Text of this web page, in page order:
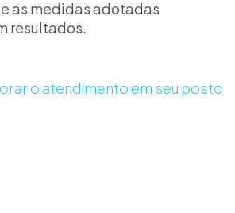
as medidas adotadas
resultados.